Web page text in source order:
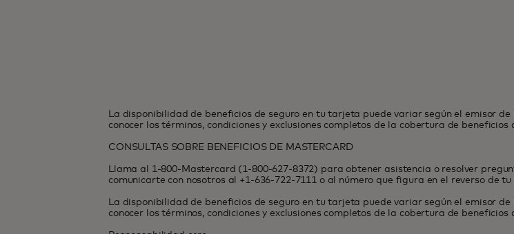
La disponibilidad de beneficios de seguro en tu tarjeta puede variar según el emisor
conocer los términos, condiciones y exclusiones completos de la cobertura de beneficios
CONSULTAS SOBRE BENEFICIOS DE MASTERCARD
Llama al 1-800-Mastercard (1-800-627-8372) para obtener asistencia o resolver
comunicarte con nosotros al +1-636-722-7111 o al número que figura en el reverso de
La disponibilidad de beneficios de seguro en tu tarjeta puede variar según el emisor
conocer los términos, condiciones y exclusiones completos de la cobertura de beneficios